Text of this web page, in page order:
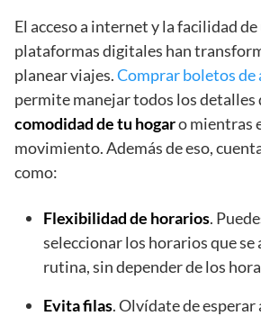
El acceso a internet y la facilidad de
plataformas digitales han
planear viajes.Comprar boletos de
permite manejar todos los detalles
comodidad de tu hogaro mientras
movimiento. Además de eso,
como:
Flexibilidad de horarios.
seleccionar los horarios que se
rutina, sin depender de los
Evita filas. Olvídate de esperar